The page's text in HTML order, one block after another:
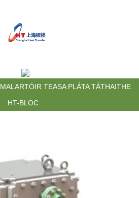
MALARTÓIR TEASA PLÁTA TÁTHAITHE
HT-BLOC